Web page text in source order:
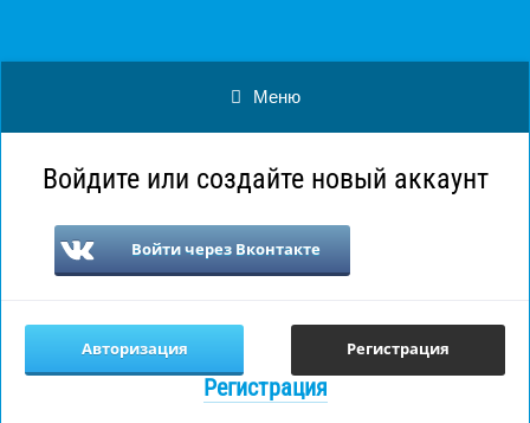
Меню
Войдите или создайте новый аккаунт
Войти через Вконтакте
Авторизация Регистрация
Регистрация